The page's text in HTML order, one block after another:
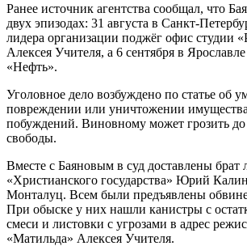
Ранее источник агентства сообщал, что
двух эпизодах: 31 августа в Санкт-
лидера организации поджёг офис студии
Алексея Учителя, а 6 сентября в
«Нефть».
Уголовное дело возбуждено по статье об
повреждении или уничтожении
побуждений. Виновному может грозить
свободы.
Вместе с Баяновым в суд доставлены брат
«Христианского государства» Юрий
Монталуц. Всем были предъявлены
При обыске у них нашли канистры с
смеси и листовки с угрозами в адрес
«Матильда» Алексея Учителя.